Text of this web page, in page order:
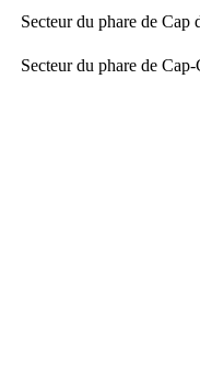
Secteur du phare de Cap
Secteur du phare de Cap-